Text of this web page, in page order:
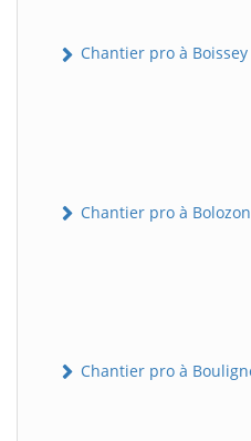
Chantier pro à Boissey
Chantier pro à Bolozon
Chantier pro à